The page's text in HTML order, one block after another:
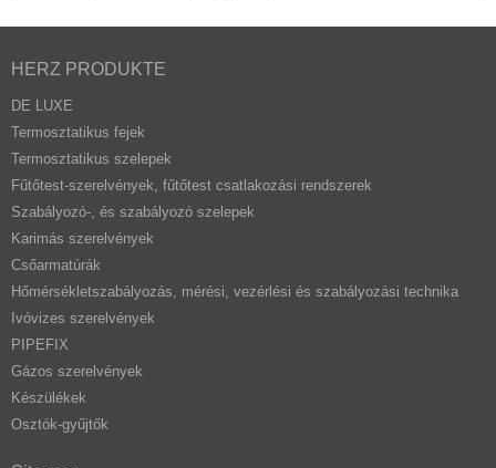
HERZ PRODUKTE
DE LUXE
Termosztatikus fejek
Termosztatikus szelepek
Fűtőtest-szerelvények, fűtőtest csatlakozási rendszerek
Szabályozó-, és szabályozó szelepek
Karimás szerelvények
Csőarmatúrák
Hőmérsékletszabályozás, mérési, vezérlési és szabályozási technika
Ivóvizes szerelvények
PIPEFIX
Gázos szerelvények
Készülékek
Osztók-gyűjtők